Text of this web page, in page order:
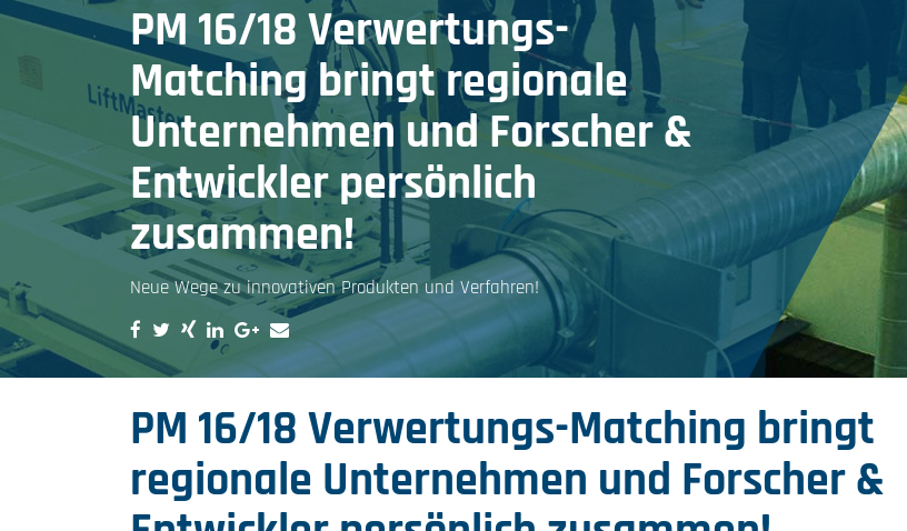
PM 16/18 Verwertungs-
Matching bringt regionale
Unternehmen und Forscher &
Entwickler persönlich
zusammen!
Neue Wege zu innovativen Produkten und Verfahren!
PM 16/18 Verwertungs-Matching bringt
regionale Unternehmen und Forscher &